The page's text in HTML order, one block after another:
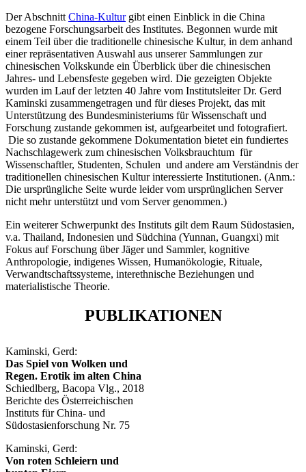
Der Abschnitt China-Kulturgibt einen Einblick in die China
bezogene Forschungsarbeit des Institutes. Begonnen wurde mit
einem Teil über die traditionelle chinesische Kultur, in dem anhand
einer repräsentativen Auswahl aus unserer Sammlungen zur
chinesischen Volkskunde ein Überblick über die chinesischen
Jahres- und Lebensfeste gegeben wird. Die gezeigten Objekte
wurden im Lauf der letzten 40 Jahre vom Institutsleiter Dr. Gerd
Kaminski zusammengetragen und für dieses Projekt, das mit
Unterstützung des Bundesministeriums für Wissenschaft und
Forschung zustande gekommen ist, aufgearbeitet und fotografiert.
Die so zustande gekommene Dokumentation bietet ein fundiertes
Nachschlagewerk zum chinesischen Volksbrauchtum für
Wissenschaftler, Studenten, Schulen und andere am Verständnis der
traditionellen chinesischen Kultur interessierte Institutionen. (Anm.:
Die ursprüngliche Seite wurde leider vom ursprünglichen Server
nicht mehr unterstützt und vom Server genommen.)
Ein weiterer Schwerpunkt des Instituts gilt dem Raum Südostasien,
v.a. Thailand, Indonesien und Südchina (Yunnan, Guangxi) mit
Fokus auf Forschung über Jäger und Sammler, kognitive
Anthropologie, indigenes Wissen, Humanökologie, Rituale,
Verwandtschaftssysteme, interethnische Beziehungen und
materialistische Theorie.
PUBLIKATIONEN
Kaminski, Gerd:
Das Spiel von Wolken und
Regen. Erotik im alten China
Schiedlberg, Bacopa Vlg., 2018
Berichte des Österreichischen
Instituts für China- und
Südostasienforschung Nr. 75
Kaminski, Gerd:
Von roten Schleiern und